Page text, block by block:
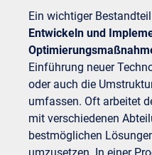
Ein wichtiger
Entwickeln und
Einführung neuer
oder auch die
umfassen. Oft arbeitet
mit verschiedenen
bestmöglichen
umzusetzen. In einer